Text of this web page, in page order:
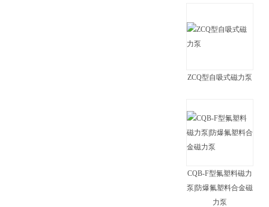
ZCQ型自吸式磁力泵
CQB-F型氟塑料磁力
泵|防爆氟塑料合金磁
力泵